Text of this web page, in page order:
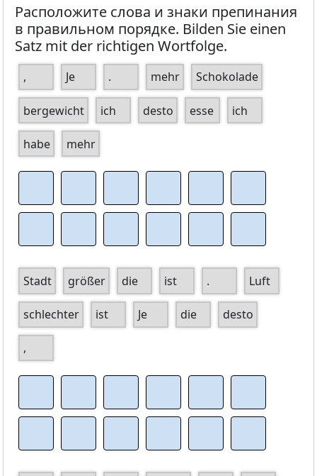
Расположите слова и знаки препинания
в правильном порядке. Bilden Sie einen
Satz mit der richtigen Wortfolge.
, Je . mehr Schokolade
bergewicht ich desto esse ich
habe mehr
Stadt größer die ist . Luft
schlechter ist Je die desto
,